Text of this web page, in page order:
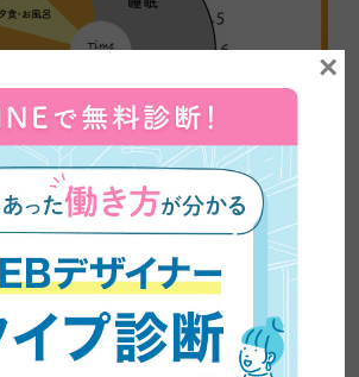
の店員をしていたタムさん（田村さん）の
す。
×